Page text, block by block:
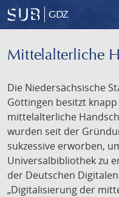
GDZ
Mittelalterliche
Die Niedersächsische
Göttingen besitzt
mittelalterliche
wurden seit der
sukzessive erworben,
Universalbibliothek zu
der Deutschen
„Digitalisierung der